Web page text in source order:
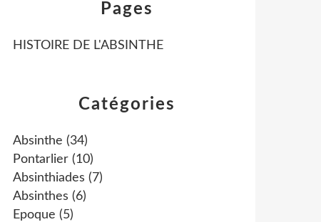
Catégories
Absinthe (34)
Pontarlier (10)
Absinthiades (7)
Absinthes (6)
Epoque (5)
Pages
HISTOIRE DE L'ABSINTHE